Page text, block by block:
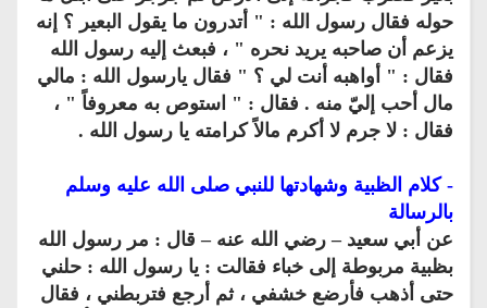
حوله فقال رسول الله : " أتدرون ما يقول البعير ؟ إنه
يزعم أن صاحبه يريد نحره " ، فبعث إليه رسول الله
فقال : " أواهبه أنت لي ؟ " فقال يارسول الله : مالي
مال أحب إليّ منه . فقال : " استوص به معروفاً " ،
فقال : لا جرم لا أكرم مالاً كرامته يا رسول الله .
- كلام الظبية وشهادتها للنبي صلى الله عليه وسلم
بالرسالة
عن أبي سعيد – رضي الله عنه – قال : مر رسول الله
بظبية مربوطة إلى خباء فقالت : يا رسول الله : حلني
حتى أذهب فأرضع خشفي ، ثم أرجع فتربطني ، فقال